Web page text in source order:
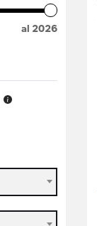
al 2026